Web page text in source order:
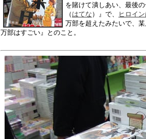
を賭けて潰しあい、最後
（ はてな ）』で、
ヒロイ
万部を超えたみたいで、
万部はすごい』とのこと。